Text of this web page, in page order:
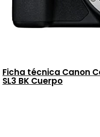
Ficha técnica Canon
SL3 BK Cuerpo